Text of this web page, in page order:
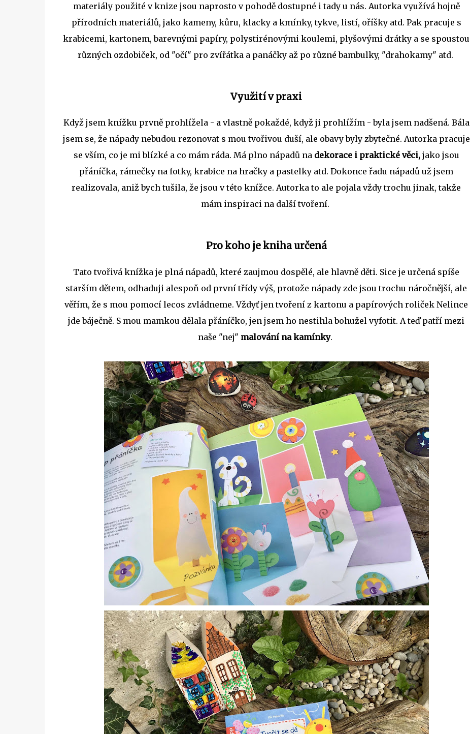
materiály použité v knize jsou naprosto v pohodě dostupné i tady u nás. Autorka využívá hojně
přírodních materiálů, jako kameny, kůru, klacky a kmínky, tykve, listí, oříšky atd. Pak pracuje s
krabicemi, kartonem, barevnými papíry, polystirénovými koulemi, plyšovými drátky a se spoustou
různých ozdobiček, od "očí" pro zvířátka a panáčky až po různé bambulky, "drahokamy" atd.
Využití v praxi
Když jsem knížku prvně prohlížela - a vlastně pokaždé, když ji prohlížím - byla jsem nadšená. Bála
jsem se, že nápady nebudou rezonovat s mou tvořivou duší, ale obavy byly zbytečné. Autorka pracuje
se vším, co je mi blízké a co mám ráda. Má plno nápadů na dekorace i praktické věci,jako jsou
přáníčka, rámečky na fotky, krabice na hračky a pastelky atd. Dokonce řadu nápadů už jsem
realizovala, aniž bych tušila, že jsou v této knížce. Autorka to ale pojala vždy trochu jinak, takže
mám inspiraci na další tvoření.
Pro koho je kniha určená
Tato tvořivá knížka je plná nápadů, které zaujmou dospělé, ale hlavně děti. Sice je určená spíše
starším dětem, odhaduji alespoň od první třídy výš, protože nápady zde jsou trochu náročnější, ale
věřím, že s mou pomocí lecos zvládneme. Vždyť jen tvoření z kartonu a papírových roliček Nelince
jde báječně. S mou mamkou dělala přáníčko, jen jsem ho nestihla bohužel vyfotit. A teď patří mezi
naše "nej" malování na kamínky.